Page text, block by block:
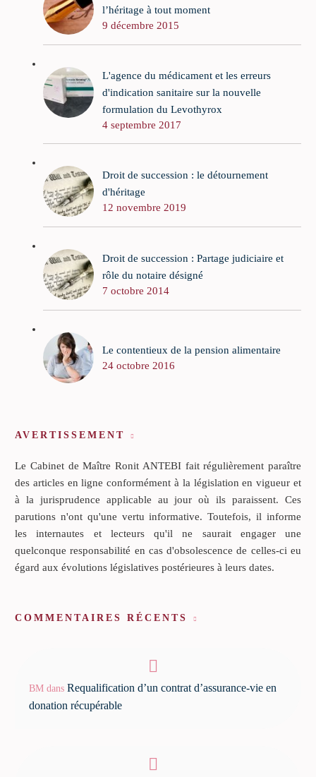
l’héritage à tout moment
9 décembre 2015
L'agence du médicament et les erreurs
d'indication sanitaire sur la nouvelle
formulation du Levothyrox
4 septembre 2017
Droit de succession : le détournement
d'héritage
12 novembre 2019
Droit de succession : Partage judiciaire et
rôle du notaire désigné
7 octobre 2014
Le contentieux de la pension alimentaire
24 octobre 2016
AVERTISSEMENT
Le Cabinet de Maître Ronit ANTEBI fait régulièrement paraître
des articles en ligne conformément à la législation en vigueur et
à la jurisprudence applicable au jour où ils paraissent. Ces
parutions n'ont qu'une vertu informative. Toutefois, il informe
les internautes et lecteurs qu'il ne saurait engager une
quelconque responsabilité en cas d'obsolescence de celles-ci eu
égard aux évolutions législatives postérieures à leurs dates.
COMMENTAIRES RÉCENTS
BM dans Requalification d’un contrat d’assurance-vie en
donation récupérable